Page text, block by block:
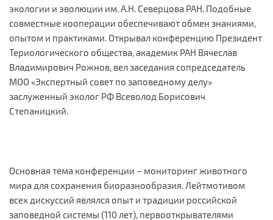
экологии и эволюции им. А.Н. Северцова РАН. Подобные
совместные кооперации обеспечивают обмен знаниями,
опытом и практиками. Открывал конференцию Президент
Териологического общества, академик РАН Вячеслав
Владимирович Рожнов, вел заседания сопредседатель
МОО «Экспертный совет по заповедному делу»
заслуженный эколог РФ Всеволод Борисович
Степаницкий.
Основная тема конференции – мониторинг животного
мира для сохранения биоразнообразия. Лейтмотивом
всех дискуссий являлся опыт и традиции российской
заповедной системы (110 лет), первооткрывателями